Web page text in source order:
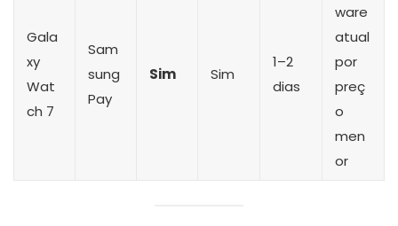
Gala
xy
Wat
ch 7
Sam
sung
Pay
Sim Sim
1–2
dias
ware
atual
por
preç
o
men
or